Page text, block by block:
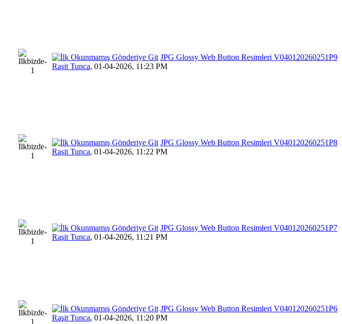
JPG Glossy Web Button Resimleri V040120260251P9
Raşit Tunca, 01-04-2026, 11:23 PM
JPG Glossy Web Button Resimleri V040120260251P8
Raşit Tunca, 01-04-2026, 11:22 PM
JPG Glossy Web Button Resimleri V040120260251P7
Raşit Tunca, 01-04-2026, 11:21 PM
JPG Glossy Web Button Resimleri V040120260251P6
Raşit Tunca, 01-04-2026, 11:20 PM